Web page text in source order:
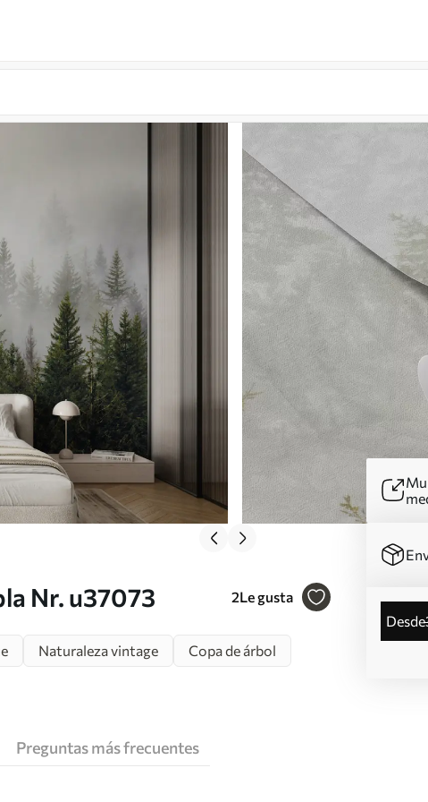
Nr. u37073 2Le gusta
desde
Naturaleza vintage
Copa de árbol
Preguntas más frecuentes